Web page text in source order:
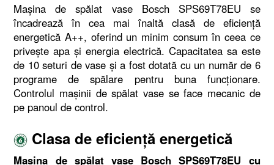
Mașina de spălat vase Bosch SPS69T78EU se
încadrează în cea mai înaltă clasă de eficiență
energetică A++, oferind un minim consum în ceea ce
privește apa și energia electrică. Capacitatea sa este
de 10 seturi de vase și a fost dotată cu un număr de 6
programe de spălare pentru buna funcționare.
Controlul mașinii de spălat vase se face mecanic de
pe panoul de control.
Clasa de eficiență energetică
Mașina de spălat vase Bosch SPS69T78EU cu